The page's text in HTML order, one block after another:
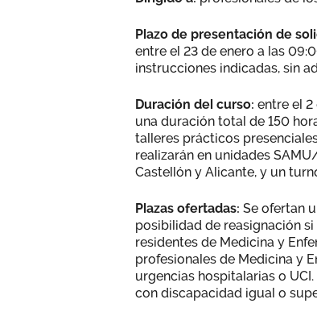
Plazo de presentación de
entre el 23 de enero a las
instrucciones indicadas, sin
Duración del curso: entre el
una duración total de 150
talleres prácticos
realizarán en unidades
Castellón y Alicante, y un
Plazas ofertadas: Se ofertan
posibilidad de reasignación
residentes de Medicina y
profesionales de Medicina y
urgencias hospitalarias o
con discapacidad igual o